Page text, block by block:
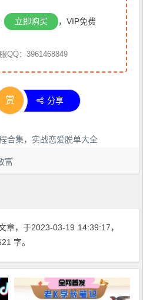
立即购买 ，VIP免费
信是：siwa30888 客服QQ：3961468849
赏 分享
富
章，于2023-03-19 14:39:17，
字。